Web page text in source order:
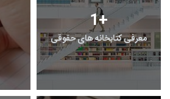
1+
معرفی کتابخانه های حقوقی